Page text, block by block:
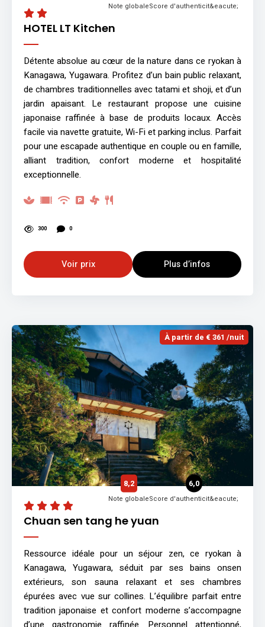
HOTEL LT Kitchen
Note globaleScore d'authenticit&eacute;
Détente absolue au cœur de la nature dans ce ryokan à
Kanagawa, Yugawara. Profitez d’un bain public relaxant,
de chambres traditionnelles avec tatami et shoji, et d’un
jardin apaisant. Le restaurant propose une cuisine
japonaise raffinée à base de produits locaux. Accès
facile via navette gratuite, Wi-Fi et parking inclus. Parfait
pour une escapade authentique en couple ou en famille,
alliant tradition, confort moderne et hospitalité
exceptionnelle.
300 0
Voir prix Plus d’infos
À partir de € 361 /nuit
Chuan sen tang he yuan
8,2
Note globale
6,0
Score d'authenticit&eacute;
Ressource idéale pour un séjour zen, ce ryokan à
Kanagawa, Yugawara, séduit par ses bains onsen
extérieurs, son sauna relaxant et ses chambres
épurées avec vue sur collines. L’équilibre parfait entre
tradition japonaise et confort moderne s’accompagne